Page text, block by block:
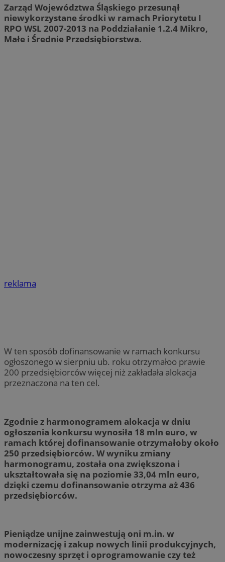
Zarząd Województwa Śląskiego przesunął
niewykorzystane środki w ramach Priorytetu I
RPO WSL 2007-2013 na Poddziałanie 1.2.4 Mikro,
Małe i Średnie Przedsiębiorstwa.
reklama
W ten sposób dofinansowanie w ramach konkursu
ogłoszonego w sierpniu ub. roku otrzymałoo prawie
200 przedsiębiorców więcej niż zakładała alokacja
przeznaczona na ten cel.
Zgodnie z harmonogramem alokacja w dniu
ogłoszenia konkursu wynosiła 18 mln euro, w
ramach której dofinansowanie otrzymałoby około
250 przedsiębiorców. W wyniku zmiany
harmonogramu, została ona zwiększona i
ukształtowała się na poziomie 33,04 mln euro,
dzięki czemu dofinansowanie otrzyma aż 436
przedsiębiorców.
Pieniądze unijne zainwestują oni m.in. w
modernizację i zakup nowych linii produkcyjnych,
nowoczesny sprzęt i oprogramowanie czy też